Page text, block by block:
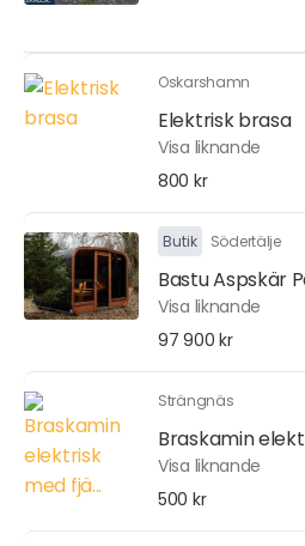
Oskarshamn
Elektrisk brasa
Visa liknande
800 kr
Butik Södertälje
Bastu Aspskär
Visa liknande
97 900 kr
Strängnäs
Braskamin
Visa liknande
500 kr